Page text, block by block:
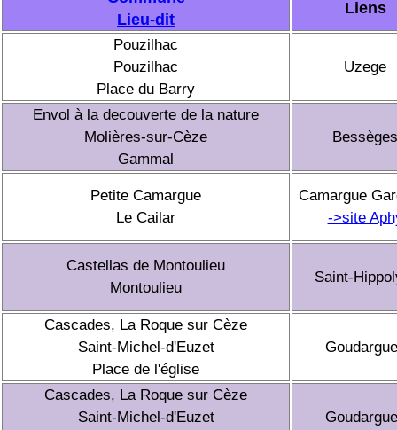
Lieu-dit
Liens
Pouzilhac
Pouzilhac
Place du Barry
Uzege
Envol à la decouverte de la nature
Molières-sur-Cèze
Gammal
Bessèges
Petite Camargue
Le Cailar
Camargue
->site
Castellas de Montoulieu
Montoulieu
Saint-
Cascades, La Roque sur Cèze
Saint-Michel-d'Euzet
Place de l'église
Cascades, La Roque sur Cèze
Saint-Michel-d'Euzet